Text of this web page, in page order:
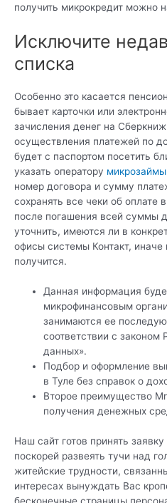
получить микрокредит можно
Исключите
списка
Особенно это касается
бывает карточки или
зачисления денег на
осуществления платежей по
будет с паспортом посетить
указать оператору микрозаймы
номер договора и сумму
сохранять все чеки об оплате
после погашения всей суммы
уточнить, имеются ли в
офисы системы Контакт, иначе
получится.
Данная информация
микрофинансовым
занимаются ее
соответствии с
данных».
Подбор и оформление
в Туле без справок о
Второе преимущество
получения денежных
Наш сайт готов принять
поскорей развеять тучи над
житейские трудности,
интересах вынуждать Вас